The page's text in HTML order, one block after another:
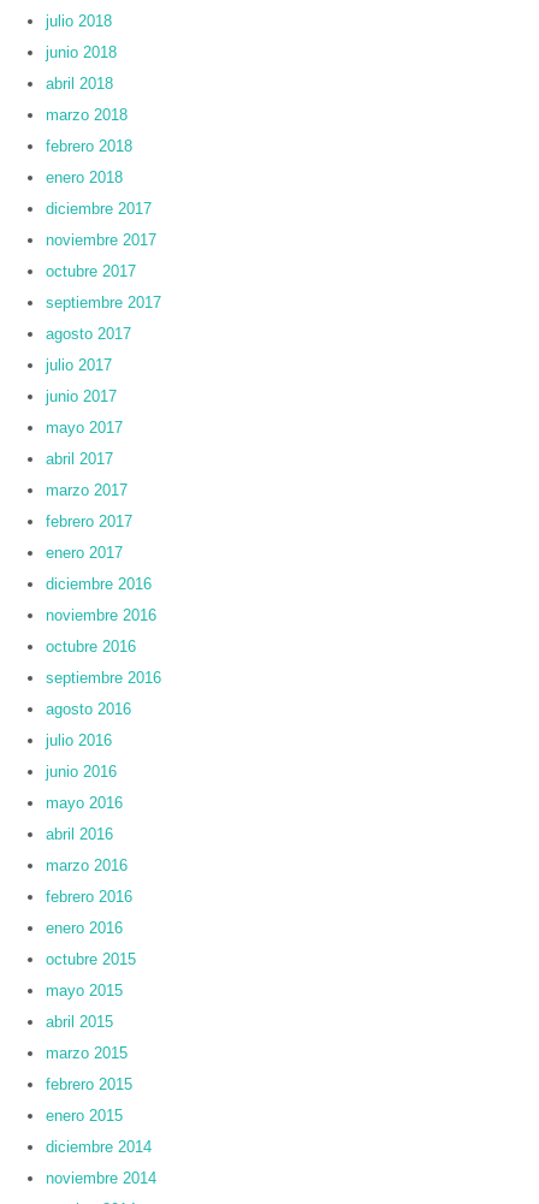
julio 2018
junio 2018
abril 2018
marzo 2018
febrero 2018
enero 2018
diciembre 2017
noviembre 2017
octubre 2017
septiembre 2017
agosto 2017
julio 2017
junio 2017
mayo 2017
abril 2017
marzo 2017
febrero 2017
enero 2017
diciembre 2016
noviembre 2016
octubre 2016
septiembre 2016
agosto 2016
julio 2016
junio 2016
mayo 2016
abril 2016
marzo 2016
febrero 2016
enero 2016
octubre 2015
mayo 2015
abril 2015
marzo 2015
febrero 2015
enero 2015
diciembre 2014
noviembre 2014